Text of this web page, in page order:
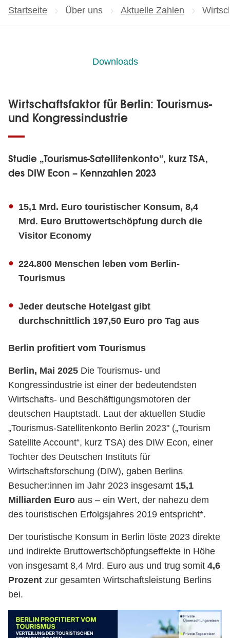
Startseite Über uns Aktuelle Zahlen
Downloads
Wirtschaftsfaktor für Berlin: Tourismus-
und Kongressindustrie
Studie „Tourismus-Satellitenkonto“, kurz TSA,
des DIW Econ – Kennzahlen 2023
15,1 Mrd. Euro touristischer Konsum, 8,4
Mrd. Euro Bruttowertschöpfung durch die
Visitor Economy
224.800 Menschen leben vom Berlin-
Tourismus
Jeder deutsche Hotelgast gibt
durchschnittlich 197,50 Euro pro Tag aus
Berlin profitiert vom Tourismus
Berlin, Mai 2025 Die Tourismus- und
Kongressindustrie ist einer der bedeutendsten
Wirtschafts- und Beschäftigungsmotoren der
deutschen Hauptstadt. Laut der aktuellen Studie
„Tourismus-Satellitenkonto Berlin 2023" („Tourism
Satellite Account“, kurz TSA) des DIW Econ, einer
Tochter des Deutschen Instituts für
Wirtschaftsforschung (DIW), gaben Berlins
Besucher:innen im Jahr 2023 insgesamt 15,1
Milliarden Euro aus – ein Wert, der nahezu dem
des touristischen Erfolgsjahres 2019 entspricht*.
Der touristische Konsum in Berlin löste 2023 direkte
und indirekte Bruttowertschöpfungseffekte in Höhe
von insgesamt 8,4 Mrd. Euro aus und trug somit 4,6
Prozent zur gesamten Wirtschaftsleistung Berlins
bei.